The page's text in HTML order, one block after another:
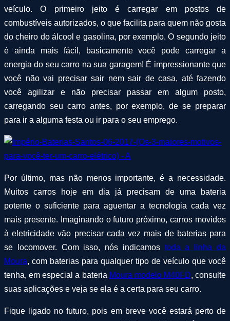
veículo. O primeiro jeito é carregar em postos de
combustíveis autorizados, o que facilita para quem não gosta
do cheiro do álcool e gasolina, por exemplo. O segundo jeito
é ainda mais fácil, basicamente você pode carregar a
energia do seu carro na sua garagem! É impressionante que
você não vai precisar sair nem sair de casa, até fazendo
você agilizar e não precisar passar em algum posto,
carregando seu carro antes, por exemplo, de se preparar
para ir a alguma festa ou ir para o seu emprego.
Por último, mas não menos importante, é a necessidade.
Muitos carros hoje em dia já precisam de uma bateria
potente o suficiente para aguentar a tecnologia cada vez
mais presente. Imaginando o futuro próximo, carros movidos
à eletricidade vão precisar cada vez mais de baterias para
se locomover. Com isso, nós indicamos toda a linha da
Moura, com baterias para qualquer tipo de veículo que você
tenha, em especial a bateria Moura modelo M40FD, consulte
suas aplicações e veja se ela é a certa para seu carro.
Fique ligado no futuro, pois em breve você estará perto de